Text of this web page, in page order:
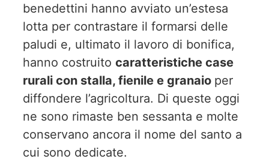
benedettini hanno avviato un’estesa
lotta per contrastare il formarsi delle
paludi e, ultimato il lavoro di bonifica,
hanno costruito caratteristiche case
rurali con stalla, fienile e granaio per
diffondere l’agricoltura. Di queste oggi
ne sono rimaste ben sessanta e molte
conservano ancora il nome del santo a
cui sono dedicate.